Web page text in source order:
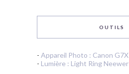
OUTILS
- Appareil Photo : Canon G7X
- Lumière : Light Ring Neewer